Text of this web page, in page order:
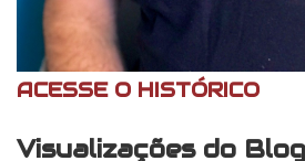
ACESSE O HISTÓRICO
Visualizações do